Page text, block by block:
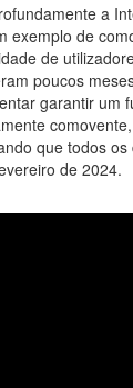
a
exemplo de
de
poucos
garantir um
que todos
de 2024.